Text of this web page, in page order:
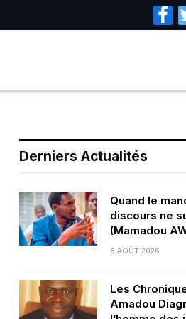
Derniers Actualités
Quand le
discours ne
(Mamadou
6 AOÛT 2026
Les
Amadou